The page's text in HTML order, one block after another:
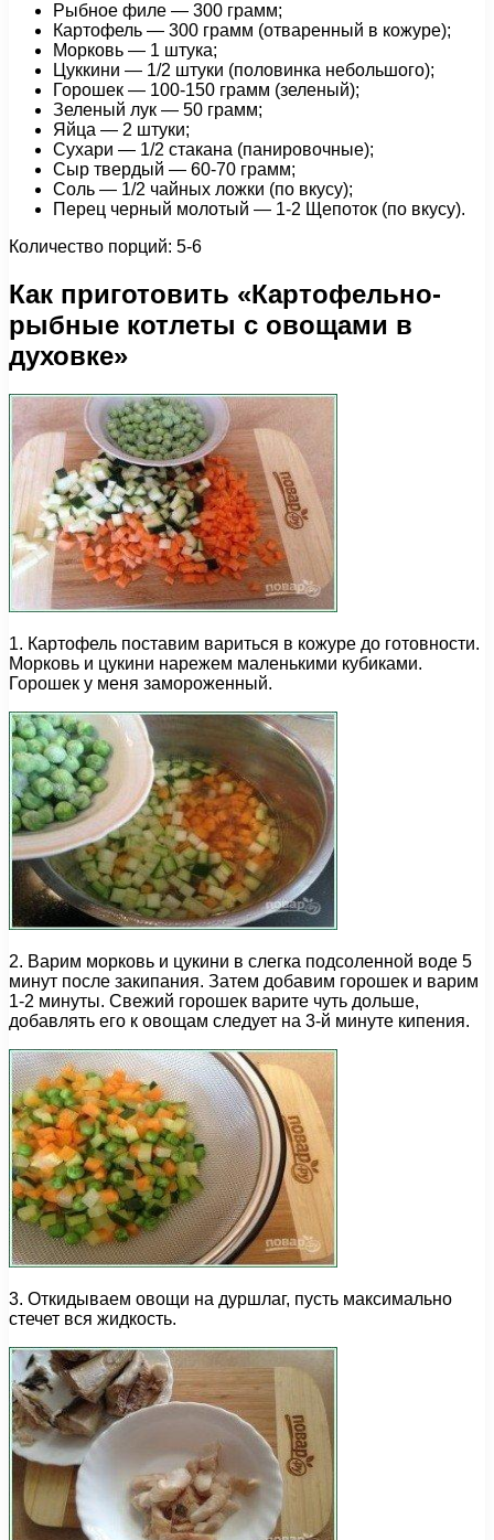
Рыбное филе — 300 грамм;
Картофель — 300 грамм (отваренный в кожуре);
Морковь — 1 штука;
Цуккини — 1/2 штуки (половинка небольшого);
Горошек — 100-150 грамм (зеленый);
Зеленый лук — 50 грамм;
Яйца — 2 штуки;
Сухари — 1/2 стакана (панировочные);
Сыр твердый — 60-70 грамм;
Соль — 1/2 чайных ложки (по вкусу);
Перец черный молотый — 1-2 Щепоток (по вкусу).
Количество порций: 5-6
Как приготовить «Картофельно-
рыбные котлеты с овощами в
духовке»
1. Картофель поставим вариться в кожуре до готовности.
Морковь и цукини нарежем маленькими кубиками.
Горошек у меня замороженный.
2. Варим морковь и цукини в слегка подсоленной воде 5
минут после закипания. Затем добавим горошек и варим
1-2 минуты. Свежий горошек варите чуть дольше,
добавлять его к овощам следует на 3-й минуте кипения.
3. Откидываем овощи на дуршлаг, пусть максимально
стечет вся жидкость.